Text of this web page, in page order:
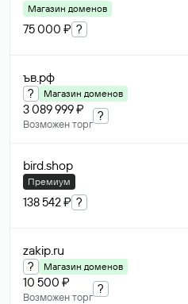
Магазин доменов
75 000 ₽ ?
ъв.рф
? Магазин доменов
3 089 999 ₽
Возможен торг
?
bird.shop
Премиум
138 542 ₽ ?
zakip.ru
? Магазин доменов
10 500 ₽
Возможен торг
?